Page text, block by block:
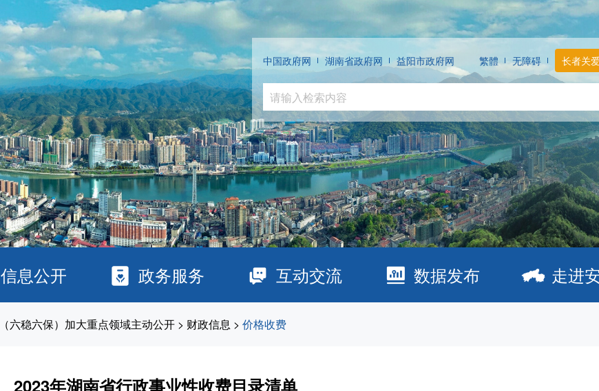
中国政府网 湖南省政府网 益阳市政府网 繁體 无障碍 长者关
信息公开 政务服务 互动交流 数据发布 走进
（六稳六保）加大重点领域主动公开 > 财政信息 > 价格收费
2023年湖南省行政事业性收费目录清单